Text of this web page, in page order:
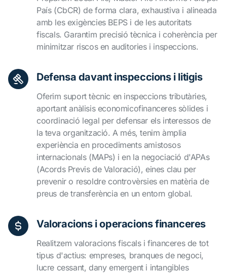
País (CbCR) de forma clara, exhaustiva i alineada
amb les exigències BEPS i de les autoritats
fiscals. Garantim precisió tècnica i coherència per
minimitzar riscos en auditories i inspeccions.
Defensa davant inspeccions i litigis
Oferim suport tècnic en inspeccions tributàries,
aportant anàlisis economicofinanceres sòlides i
coordinació legal per defensar els interessos de
la teva organització. A més, tenim àmplia
experiència en procediments amistosos
internacionals (MAPs) i en la negociació d'APAs
(Acords Previs de Valoració), eines clau per
prevenir o resoldre controvèrsies en matèria de
preus de transferència en un entorn global.
Valoracions i operacions financeres
Realitzem valoracions fiscals i financeres de tot
tipus d'actius: empreses, branques de negoci,
lucre cessant, dany emergent i intangibles